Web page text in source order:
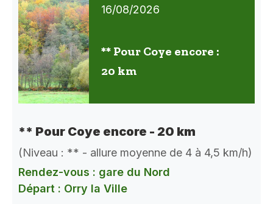
16/08/2026
** Pour Coye encore :
20 km
** Pour Coye encore - 20 km
(Niveau : ** - allure moyenne de 4 à 4,5 km/h)
Rendez-vous : gare du Nord
Départ : Orry la Ville